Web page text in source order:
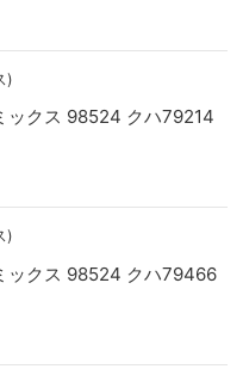
)
ックス 98524 クハ79214
)
ックス 98524 クハ79466